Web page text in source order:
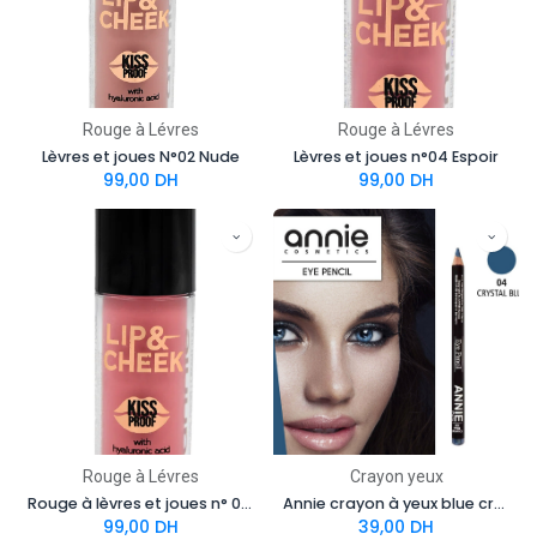
Rouge à Lévres
Lèvres et joues N°02 Nude
99,00 DH
Rouge à Lévres
Lèvres et joues n°04 Espoir
99,00 DH
Rouge à Lévres
Rouge à lèvres et joues n° 05 rose
99,00 DH
Crayon yeux
Annie crayon à yeux blue crystal 04
39,00 DH